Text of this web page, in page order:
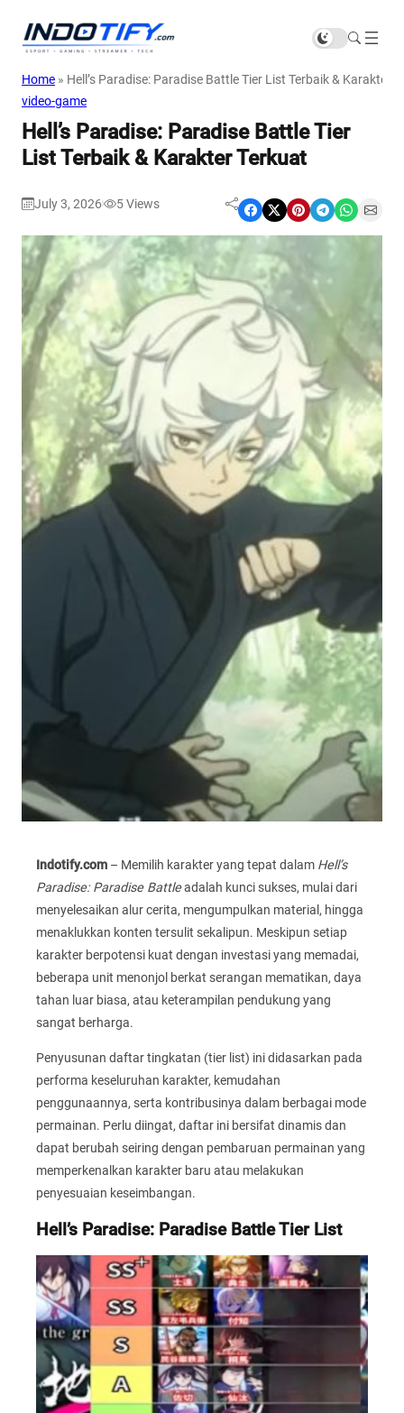
Home » Hell’s Paradise: Paradise Battle Tier List Terbaik & Karakter
video-game
Hell’s Paradise: Paradise Battle Tier
List Terbaik & Karakter Terkuat
July 3, 2026 5Views Share on Facebook Share on X Share on Pinterest Share on Telegram Share on WhatsApp Share on Email
Indotify.com – Memilih karakter yang tepat dalam Hell’s
Paradise: Paradise Battleadalah kunci sukses, mulai dari
menyelesaikan alur cerita, mengumpulkan material, hingga
menaklukkan konten tersulit sekalipun. Meskipun setiap
karakter berpotensi kuat dengan investasi yang memadai,
beberapa unit menonjol berkat serangan mematikan, daya
tahan luar biasa, atau keterampilan pendukung yang
sangat berharga.
Penyusunan daftar tingkatan (tier list) ini didasarkan pada
performa keseluruhan karakter, kemudahan
penggunaannya, serta kontribusinya dalam berbagai mode
permainan. Perlu diingat, daftar ini bersifat dinamis dan
dapat berubah seiring dengan pembaruan permainan yang
memperkenalkan karakter baru atau melakukan
penyesuaian keseimbangan.
Hell’s Paradise: Paradise Battle Tier List